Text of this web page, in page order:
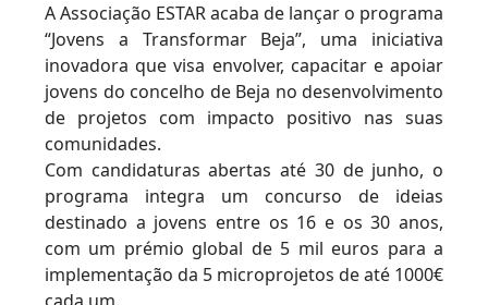
A Associação ESTAR acaba de lançar o programa
“Jovens a Transformar Beja”, uma iniciativa
inovadora que visa envolver, capacitar e apoiar
jovens do concelho de Beja no desenvolvimento
de projetos com impacto positivo nas suas
comunidades.
Com candidaturas abertas até 30 de junho, o
programa integra um concurso de ideias
destinado a jovens entre os 16 e os 30 anos,
com um prémio global de 5 mil euros para a
implementação da 5 microprojetos de até 1000€